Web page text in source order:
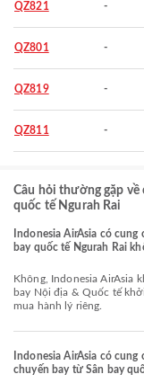
QZ821 -
QZ801 -
QZ819 -
QZ811 -
Câu hỏi thường gặp về
quốc tế Ngurah Rai
Indonesia AirAsia có
bay quốc tế Ngurah Rai
Không, Indonesia AirAsia không bao gồm hành lý miễn phí cho các chuyến
bay Nội địa & Quốc tế
mua hành lý riêng.
Indonesia AirAsia có
chuyến bay từ Sân bay